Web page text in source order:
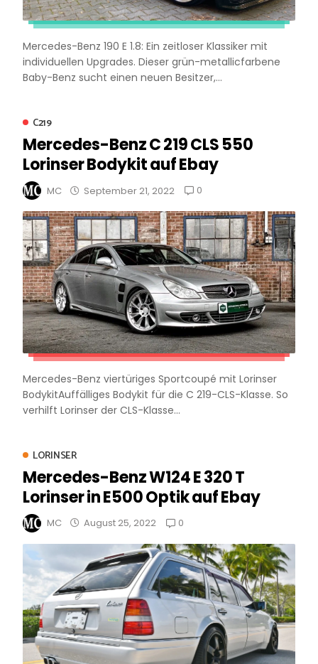
Mercedes-Benz 190 E 1.8: Ein zeitloser Klassiker mit
individuellen Upgrades. Dieser grün-metallicfarbene
Baby-Benz sucht einen neuen Besitzer,...
C219
Mercedes-Benz C 219 CLS 550
Lorinser Bodykit auf Ebay
MC September 21, 2022 0
Mercedes-Benz viertüriges Sportcoupé mit Lorinser
BodykitAuffälliges Bodykit für die C 219-CLS-Klasse. So
verhilft Lorinser der CLS-Klasse...
LORINSER
Mercedes-Benz W124 E 320 T
Lorinser in E500 Optik auf Ebay
MC August 25, 2022 0